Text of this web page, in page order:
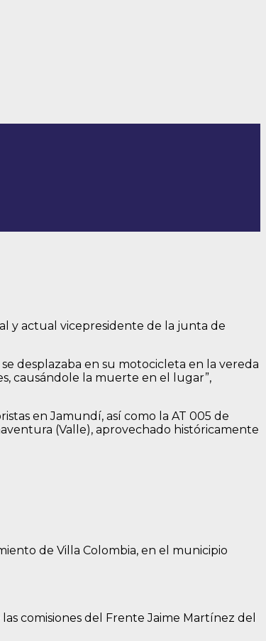
y actual vicepresidente de la junta de
desplazaba en su motocicleta en la vereda
causándole la muerte en el lugar”,
en Jamundí, así como la AT 005 de
(Valle), aprovechado históricamente
de Villa Colombia, en el municipio
comisiones del Frente Jaime Martínez del